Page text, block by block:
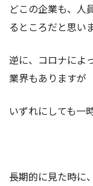
どこの企業も、人
るところだと思い
逆に、コロナによ
業界もありますが
いずれにしても一
長期的に見た時に